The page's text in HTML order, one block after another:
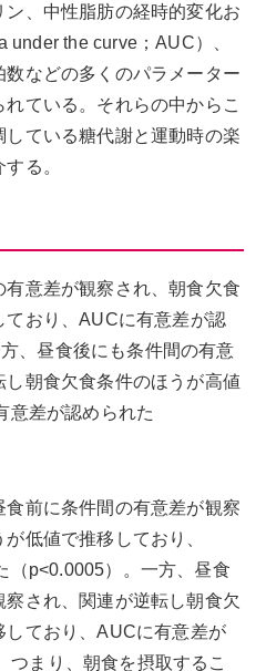
、中性脂肪の経時的変化お
under the curve；AUC）、
などの多くのパラメーター
ている。それらの中からこ
ている糖代謝と運動時の楽
る。
意差が観察され、朝食欠食
おり、AUCに有意差が認
、昼食後にも条件間の有意
朝食欠食条件のほうが高値
意差が認められた
前に条件間の有意差が観察
低値で推移しており、
（p<0.0005）。一方、昼食
され、関連が逆転し朝食欠
ており、AUCに有意差が
つまり、朝食を摂取するこ